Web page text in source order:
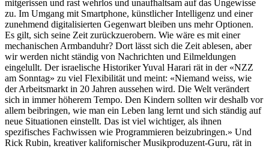
mitgerissen und rast wehrlos und unaufhaltsam auf das Ungewisse
zu. Im Umgang mit Smartphone, künstlicher Intelligenz und einer
zunehmend digitalisierten Gegenwart bleiben uns mehr Optionen.
Es gilt, sich seine Zeit zurückzuerobern. Wie wäre es mit einer
mechanischen Armbanduhr? Dort lässt sich die Zeit ablesen, aber
wir werden nicht ständig von Nachrichten und Eilmeldungen
eingelullt. Der israelische Historiker Yuval Harari rät in der «NZZ
am Sonntag» zu viel Flexibilität und meint: «Niemand weiss, wie
der Arbeitsmarkt in 20 Jahren aussehen wird. Die Welt verändert
sich in immer höherem Tempo. Den Kindern sollten wir deshalb vor
allem beibringen, wie man ein Leben lang lernt und sich ständig auf
neue Situationen einstellt. Das ist viel wichtiger, als ihnen
spezifisches Fachwissen wie Programmieren beizubringen.» Und
Rick Rubin, kreativer kalifornischer Musikproduzent-Guru, rät in